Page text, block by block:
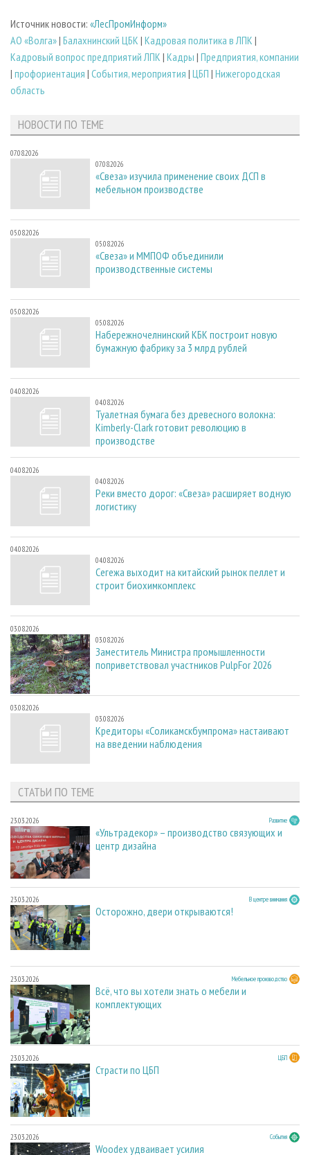
Источник новости: «ЛесПромИнформ»
АО «Волга»| Балахнинский ЦБК | Кадровая политика в ЛПК |
Кадровый вопрос предприятий ЛПК | Кадры | Предприятия, компании
| профориентация | События, мероприятия | ЦБП | Нижегородская
область
НОВОСТИ ПО ТЕМЕ
07.08.2026
07.08.2026
«Свеза» изучила применение своих ДСП в
мебельном производстве
05.08.2026
05.08.2026
«Свеза» и ММПОФ объединили
производственные системы
05.08.2026
05.08.2026
Набережночелнинский КБК построит новую
бумажную фабрику за 3 млрд рублей
04.08.2026
04.08.2026
Туалетная бумага без древесного волокна:
Kimberly-Clark готовит революцию в
производстве
04.08.2026
04.08.2026
Реки вместо дорог: «Свеза» расширяет водную
логистику
04.08.2026
04.08.2026
Сегежа выходит на китайский рынок пеллет и
строит биохимкомплекс
03.08.2026
03.08.2026
Заместитель Министра промышленности
поприветствовал участников PulpFor 2026
03.08.2026
03.08.2026
Кредиторы «Соликамскбумпрома» настаивают
на введении наблюдения
СТАТЬИ ПО ТЕМЕ
23.03.2026 Развитие
«Ультрадекор» – производство связующих и
центр дизайна
23.03.2026 В центре внимания
Осторожно, двери открываются!
23.03.2026 Мебельное производство
Всё, что вы хотели знать о мебели и
комплектующих
23.03.2026 ЦБП
Страсти по ЦБП
23.03.2026 События
Woodex удваивает усилия